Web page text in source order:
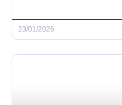
23/01/2026